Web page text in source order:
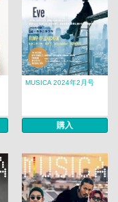
MUSICA 2024年2月号
購入